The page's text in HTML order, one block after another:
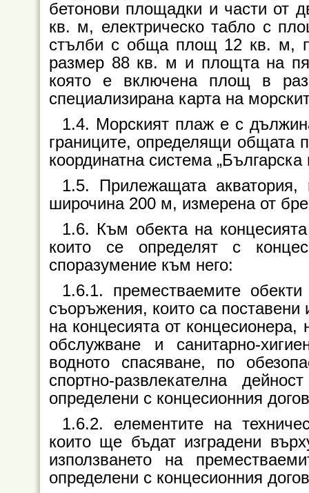
бетонови площадки и части от
кв. м, електрическо табло с
стълби с обща площ 12 кв. м,
размер 88кв. м и площта на
която е включена площ в
специализирана карта на
1.4. Морският плаж е с
границите, определящи
координатна система
1.5. Прилежащата
широчина 200 м, измерена от
1.6. Към обекта на
които се определят с
споразумение към него:
1.6.1. преместваемите
съоръжения, които са
на концесията от
обслужване и санитарно-
водното спасяване, по
спортно-развлекателна
определени с концесионния
1.6.2. елементите на
които ще бъдат изградени
използването на
определени с концесионния